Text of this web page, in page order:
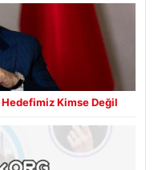
Kimse Değil